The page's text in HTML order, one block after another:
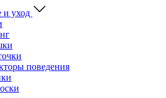
и уход
поведения